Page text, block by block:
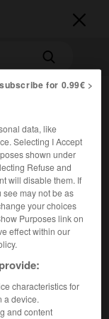


Mykolaïovytch
« Dictionnaire
for 0.99€ >
data, like
Selecting I Accept
shown under
Refuse and
will disable them. If
may not be as
your choices
Purposes link on
effect within our
characteristics for
a device.
and content